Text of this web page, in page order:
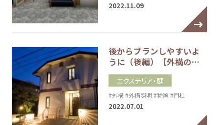
2022.11.09
後からプランしやすいよ
うに（後編）【外構の…
エクステリア・庭
#外構#外構照明 #物置 #門柱
2022.07.01